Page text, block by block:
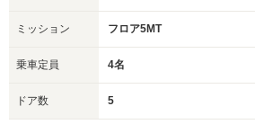
ミッション フロア5MT
乗車定員 4名
ドア数 5